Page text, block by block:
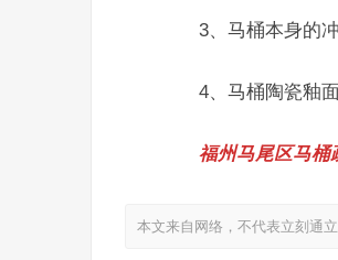
3、马桶本身的冲
4、马桶陶瓷釉面
福州马尾区马桶
本文来自网络，不代表立刻通